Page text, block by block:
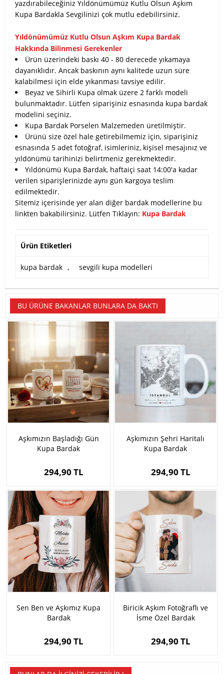
yazdırabileceğiniz Yıldönümümüz Kutlu Olsun Aşkım
Kupa Bardakla Sevgilinizi çok mutlu edebilirsiniz.
Yıldönümümüz Kutlu Olsun Aşkım Kupa Bardak
Hakkında Bilinmesi Gerekenler
Ürün üzerindeki baskı 40 - 80 derecede yıkamaya
dayanıklıdır. Ancak baskının aynı kalitede uzun süre
kalabilmesi için elde yıkanması tavsiye edilir.
Beyaz ve Sihirli Kupa olmak üzere 2 farklı modeli
bulunmaktadır. Lütfen siparişiniz esnasında kupa bardak
modelini seçiniz.
Kupa Bardak Porselen Malzemeden üretilmiştir.
Ürünü size özel hale getirebilmemiz için, siparişiniz
esnasında 5 adet fotoğraf, isimleriniz, kişisel mesajınız ve
yıldönümü tarihinizi belirtmeniz gerekmektedir.
Yıldönümü Kupa Bardak, haftaiçi saat 14:00'a kadar
verilen siparişlerinizde aynı gün kargoya teslim
edilmektedir.
Sitemiz içerisinde yer alan diğer bardak modellerine bu
linkten bakabilirsiniz. Lütfen Tıklayın: Kupa Bardak
Ürün Etiketleri
kupa bardak , sevgili kupa modelleri
BU ÜRÜNE BAKANLAR BUNLARA DA BAKTI
Aşkımızın Başladığı Gün
Kupa Bardak
294,90 TL
Aşkımızın Şehri Haritalı
Kupa Bardak
294,90 TL
Sen Ben ve Aşkımız Kupa
Bardak
294,90 TL
Biricik Aşkım Fotoğraflı ve
İsme Özel Bardak
294,90 TL